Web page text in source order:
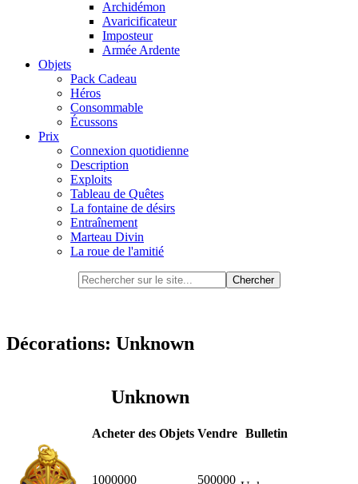
Archidémon
Avaricificateur
Imposteur
Armée Ardente
Objets
Pack Cadeau
Héros
Consommable
Écussons
Prix
Connexion quotidienne
Description
Exploits
Tableau de Quêtes
La fontaine de désirs
Entraînement
Marteau Divin
La roue de l'amitié
Décorations: Unknown
Unknown
Acheter des Objets Vendre Bulletin
1000000 500000